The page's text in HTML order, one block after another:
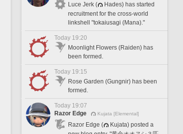
Luce Jerk (
Hades) has started
recruitment for the cross-world
linkshell "tokaiusagi (Mana)."
Today 19:20
Moonlight Flowers (Raiden) has
been formed.
Today 19:15
Rose Garden (Gungnir) has been
formed.
Today 19:07
Razor Edge
Kujata [Elemental]
Razor Edge (
Kujata) posted a